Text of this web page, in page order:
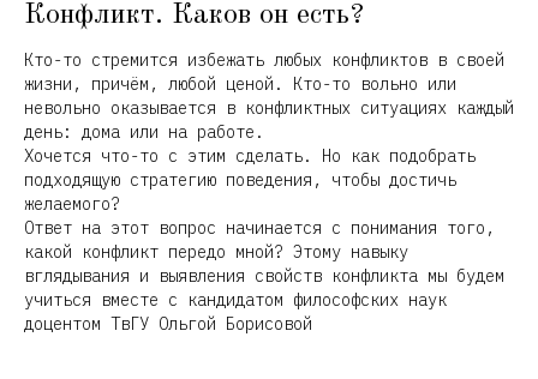
Конфликт. Каков он есть?
Кто-то стремится избежать любых конфликтов в своей
жизни, причём, любой ценой. Кто-то вольно или
невольно оказывается в конфликтных ситуациях каждый
день: дома или на работе.
Хочется что-то с этим сделать. Но как подобрать
подходящую стратегию поведения, чтобы достичь
желаемого?
Ответ на этот вопрос начинается с понимания того,
какой конфликт передо мной? Этому навыку
вглядывания и выявления свойств конфликта мы будем
учиться вместе с кандидатом философских наук
доцентом ТвГУ Ольгой Борисовой